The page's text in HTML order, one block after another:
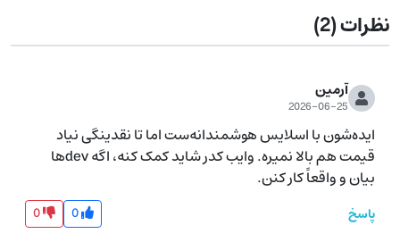
نظرات(2)
آرمین
2026-06-25
بیان و واقعاً کار کنن.
پاسخ 0
0